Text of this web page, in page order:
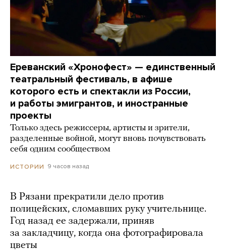
Ереванский «Хронофест» — единственный
театральный фестиваль, в афише
которого есть и спектакли из России,
и работы эмигрантов, и иностранные
проекты
Только здесь режиссеры, артисты и зрители,
разделенные войной, могут вновь почувствовать
себя одним сообществом
ИСТОРИИ 9 часов назад
В Рязани прекратили дело против
полицейских, сломавших руку учительнице.
Год назад ее задержали, приняв
за закладчицу, когда она фотографировала
цветы